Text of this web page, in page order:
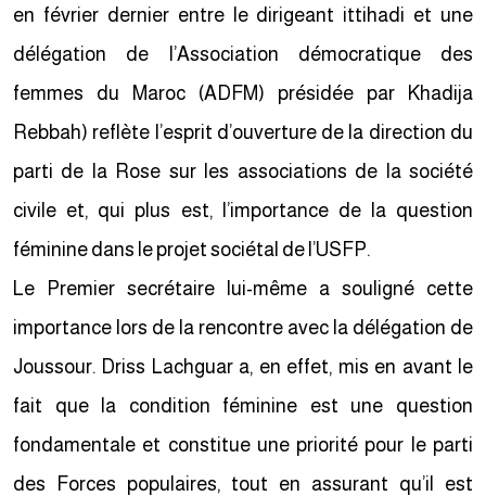
en février dernier entre le dirigeant ittihadi et une
délégation de l’Association démocratique des
femmes du Maroc (ADFM) présidée par Khadija
Rebbah) reflète l’esprit d’ouverture de la direction du
parti de la Rose sur les associations de la société
civile et, qui plus est, l’importance de la question
féminine dans le projet sociétal de l’USFP.
Le Premier secrétaire lui-même a souligné cette
importance lors de la rencontre avec la délégation de
Joussour. Driss Lachguar a, en effet, mis en avant le
fait que la condition féminine est une question
fondamentale et constitue une priorité pour le parti
des Forces populaires, tout en assurant qu’il est